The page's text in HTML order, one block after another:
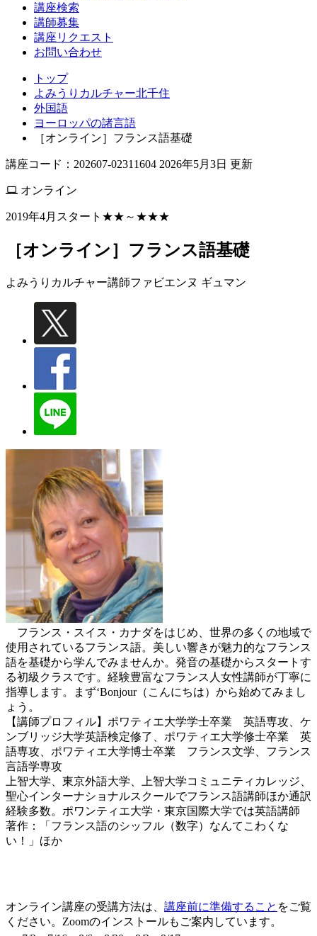
講座検索
講師募集
講座リクエスト
お問い合わせ
トップ
よみうりカルチャー北千住
外国語
ヨーロッパの諸言語
［オンライン］フランス語基礎
講座コード：202607-02311604 2026年5月3日 更新
オンライン
2019年4月スタート★★～★★★
［オンライン］フランス語基礎
よみうりカルチャー講師ファビエンヌ ギュマン
フランス・スイス・カナダをはじめ、世界の多くの地域で
使用されているフランス語。美しい響きが魅力的なフランス
語を基礎から学んでみませんか。発音の基礎からスタートす
る初級クラスです。経験豊富なフランス人女性講師が丁寧に
指導します。まず‘Bonjour（こんにちは）から始めてみまし
ょう。
【講師プロフィル】ポワティエ大学学士卒業 英語専攻、ケ
ンブリッジ大学英語検定修了、ポワティエ大学修士卒業 英
語専攻、ポワティエ大学博士卒業 フランス文学、フランス
言語学専攻
上智大学、東京外語大学、上智大学コミュニティカレッジ、
聖心インターナショナルスクールでフランス語講師ほか通訳
経験多数。ポワンティエ大学・東京国際大学では英語講師
著作：「フランス語のシッフル（数字）なんてこわくな
い！」ほか
オンライン講座の受講方法は、 講座前に準備すること をご覧
ください。Zoomのインストールもご案内しています。